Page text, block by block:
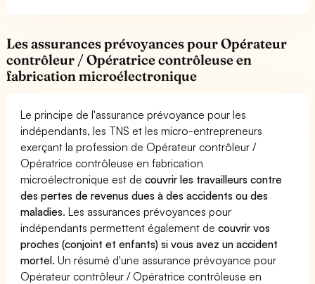
Les assurances prévoyances pour Opérateur
contrôleur / Opératrice contrôleuse en
fabrication microélectronique
Le principe de l'assurance prévoyance pour les
indépendants, les TNS et les micro-entrepreneurs
exerçant la profession de Opérateur contrôleur /
Opératrice contrôleuse en fabrication
microélectronique est decouvrir les travailleurs contre
des pertes de revenus dues à des accidents ou des
maladies. Les assurances prévoyances pour
indépendants permettent également decouvrir vos
proches (conjoint et enfants) si vous avez un accident
mortel. Un résumé d'une assurance prévoyance pour
Opérateur contrôleur / Opératrice contrôleuse en